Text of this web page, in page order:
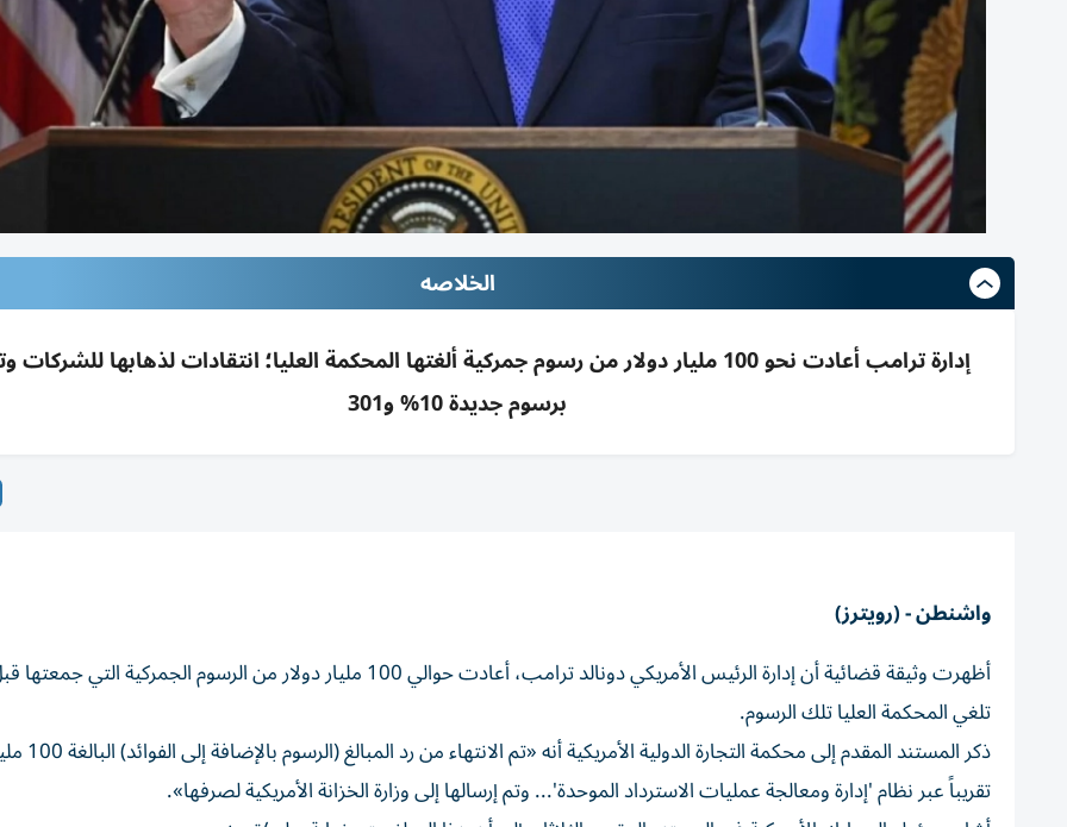
الخلاصه
إدارة ترامب أعادت نحو 100 مليار دولار من رسوم جمركية ألغتها المحكمة العليا؛ انتقادات لذهابها
برسوم جديدة 10% و301
واشنطن - (رويترز)
أظهرت وثيقة قضائية أن إدارة الرئيس الأمريكي دونالد ترامب، أعادت حوالي 100 مليار دولار من الرسوم ‌الجمركية التي
تلغي المحكمة العليا تلك الرسوم.
ذكر ​المستند ⁠المقدم إلى
تقريباً عبر نظام 'إدارة ومعالجة عمليات الاسترداد الموحدة'... وتم إرسالها إلى وزارة الخزانة الأمريكية ‌لصرفها».